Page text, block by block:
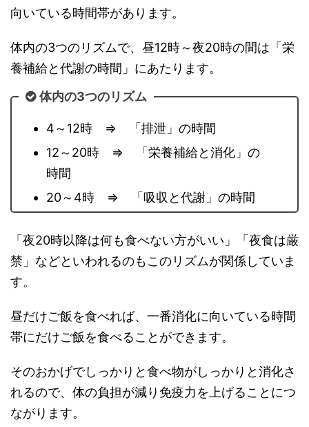
向いている時間帯があります。
体内の3つのリズムで、昼12時～夜20時の間は「栄
養補給と代謝の時間」にあたります。
体内の3つのリズム
4～12時 ⇒ 「排泄」の時間
12～20時 ⇒ 「栄養補給と消化」の
時間
20～4時 ⇒ 「吸収と代謝」の時間
「夜20時以降は何も食べない方がいい」「夜食は厳
禁」などといわれるのもこのリズムが関係していま
す。
昼だけご飯を食べれば、一番消化に向いている時間
帯にだけご飯を食べることができます。
そのおかげでしっかりと食べ物がしっかりと消化さ
れるので、体の負担が減り免疫力を上げることにつ
ながります。